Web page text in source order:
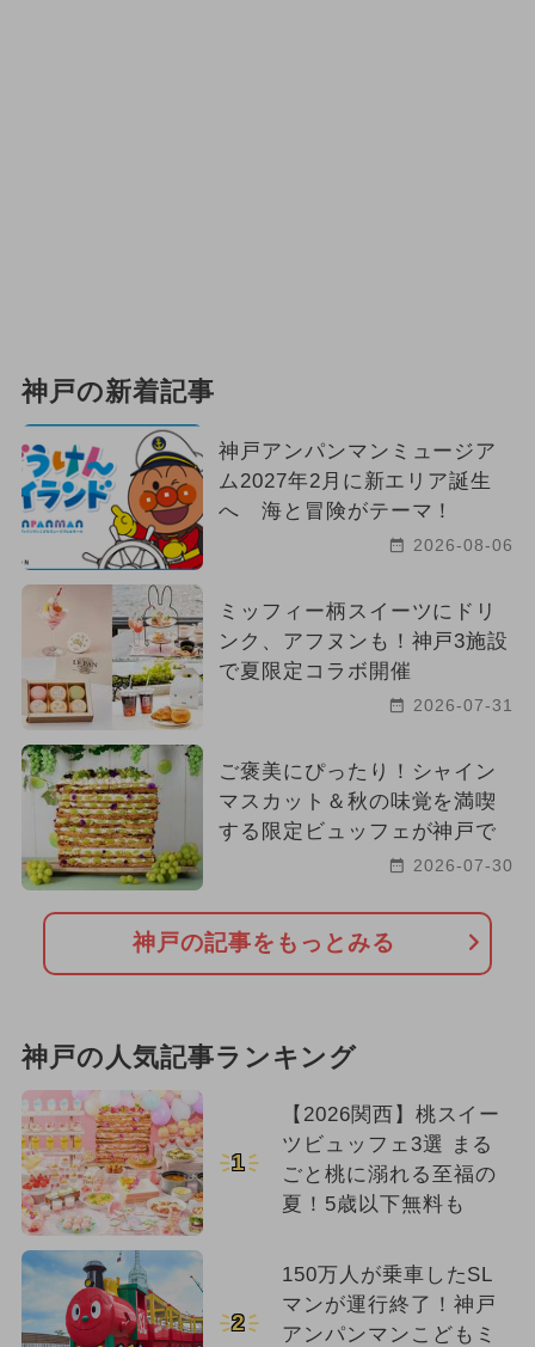
神戸の新着記事
神戸アンパンマンミュージア
ム2027年2月に新エリア誕生
へ 海と冒険がテーマ！
2026-08-06
ミッフィー柄スイーツにドリ
ンク、アフヌンも！神戸3施設
で夏限定コラボ開催
2026-07-31
ご褒美にぴったり！シャイン
マスカット＆秋の味覚を満喫
する限定ビュッフェが神戸で
2026-07-30
神戸の記事をもっとみる
神戸の人気記事ランキング
1
【2026関西】桃スイー
ツビュッフェ3選 まる
ごと桃に溺れる至福の
夏！5歳以下無料も
2
150万人が乗車したSL
マンが運行終了！神戸
アンパンマンこどもミ